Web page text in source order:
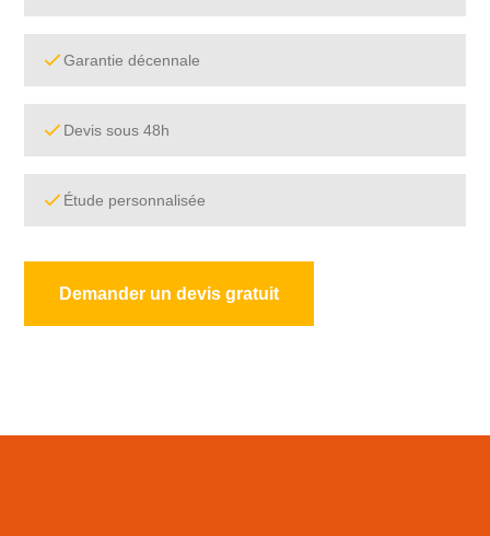
Garantie décennale
Devis sous 48h
Étude personnalisée
Demander un devis gratuit